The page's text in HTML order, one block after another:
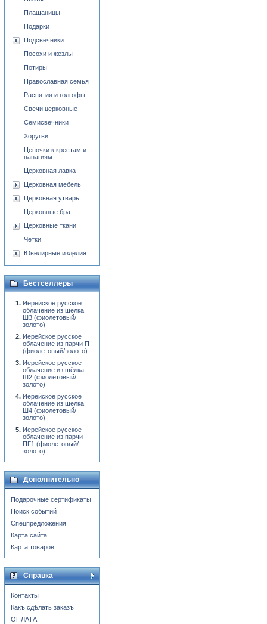
Плащаницы
Подарки
Подсвечники
Посохи и жезлы
Потиры
Православная семья
Распятия и голгофы
Свечи церковные
Семисвечники
Хоругви
Цепочки к крестам и
панагиям
Церковная лавка
Церковная мебель
Церковная утварь
Церковные бра
Церковные ткани
Чётки
Ювелирные изделия
Бестселлеры
Иерейское русское
облачение из шёлка
Ш3 (фиолетовый/
золото)
Иерейское русское
облачение из парчи П
(фиолетовый/золото)
Иерейское русское
облачение из шёлка
Ш2 (фиолетовый/
золото)
Иерейское русское
облачение из шёлка
Ш4 (фиолетовый/
золото)
Иерейское русское
облачение из парчи
ПГ1 (фиолетовый/
золото)
Дополнительно
Подарочные сертификаты
Поиск событий
Спецпредложения
Карта сайта
Карта товаров
Справка
Контакты
Какъ сдѣлать заказъ
ОПЛАТА